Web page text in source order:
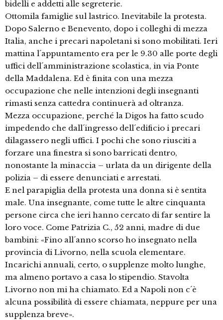
bidelli e addetti alle segreterie.
Ottomila famiglie sul lastrico. Inevitabile la protesta.
Dopo Salerno e Benevento, dopo i colleghi di mezza
Italia, anche i precari napoletani si sono mobilitati. Ieri
mattina l´appuntamento era per le 9.30 alle porte degli
uffici dell´amministrazione scolastica, in via Ponte
della Maddalena. Ed è finita con una mezza
occupazione che nelle intenzioni degli insegnanti
rimasti senza cattedra continuerà ad oltranza.
Mezza occupazione, perché la Digos ha fatto scudo
impedendo che dall´ingresso dell´edificio i precari
dilagassero negli uffici. I pochi che sono riusciti a
forzare una finestra si sono barricati dentro,
nonostante la minaccia – urlata da un dirigente della
polizia – di essere denunciati e arrestati.
E nel parapiglia della protesta una donna si è sentita
male. Una insegnante, come tutte le altre cinquanta
persone circa che ieri hanno cercato di far sentire la
loro voce. Come Patrizia C., 52 anni, madre di due
bambini: «Fino all´anno scorso ho insegnato nella
provincia di Livorno, nella scuola elementare.
Incarichi annuali, certo, o supplenze molto lunghe,
ma almeno portavo a casa lo stipendio. Stavolta
Livorno non mi ha chiamato. Ed a Napoli non c´è
alcuna possibilità di essere chiamata, neppure per una
supplenza breve».